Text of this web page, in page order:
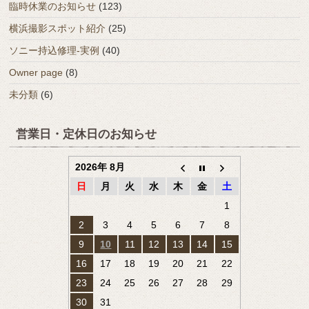
臨時休業のお知らせ (123)
横浜撮影スポット紹介 (25)
ソニー持込修理-実例 (40)
Owner page (8)
未分類 (6)
営業日・定休日のお知らせ
2026年 8月
日
月 火 水 木 金
土
1
2
3 4 5 6 7
8
9
10 11 12 13 14
15
16
17 18 19 20 21
22
23
24 25 26 27 28
29
30
31